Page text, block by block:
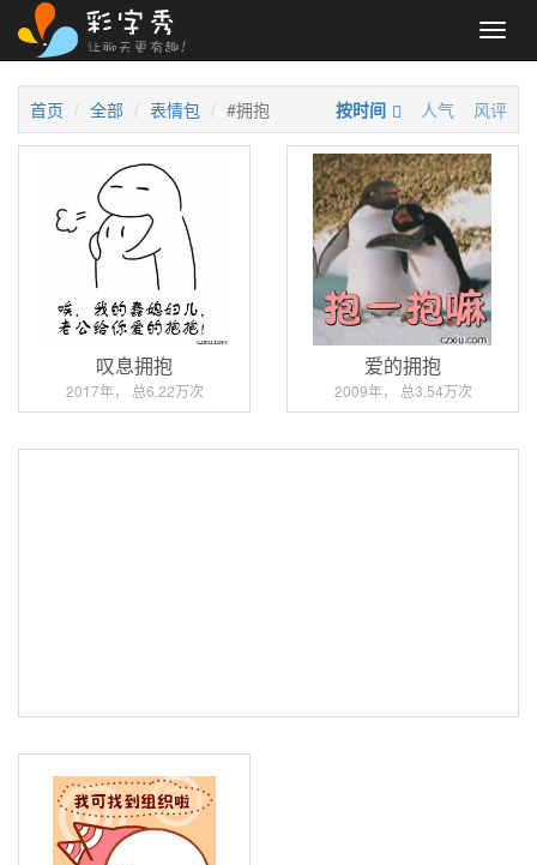
首页 全部 表情包 #拥抱 按时间 人气 风评
叹息拥抱
2017年， 总6.22万次
爱的拥抱
2009年， 总3.54万次